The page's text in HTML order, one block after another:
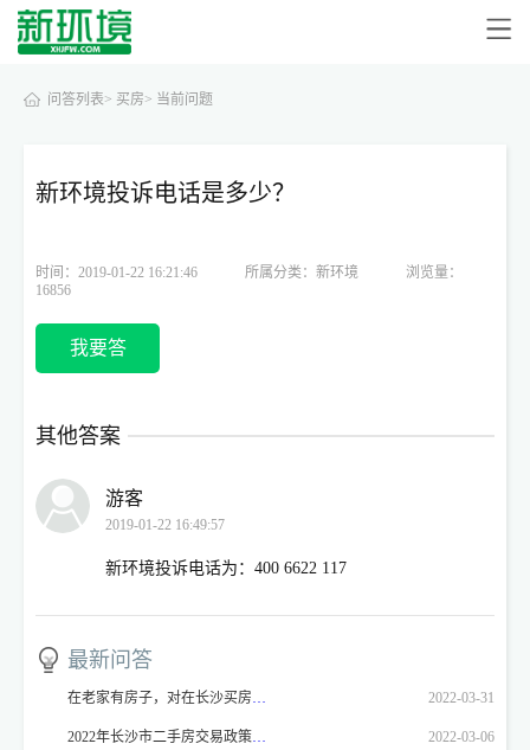
问答列表> 买房> 当前问题
新环境投诉电话是多少？
时间：2019-01-22 16:21:46 所属分类：新环境
浏览量：
16856
我要答
其他答案
游客
2019-01-22 16:49:57
新环境投诉电话为：400 6622 117
最新问答
在老家有房子，对在长沙买房有影响吗 2022-03-31
2022年长沙市二手房交易政策是什么？ 2022-03-06